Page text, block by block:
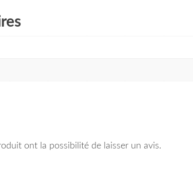
ont la possibilité de laisser un avis.